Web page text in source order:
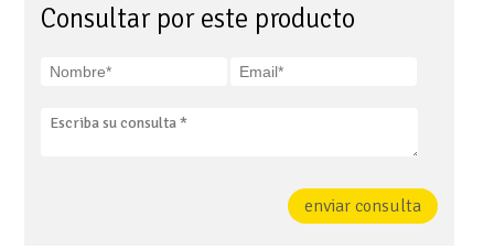
Consultar por este producto
enviar consulta